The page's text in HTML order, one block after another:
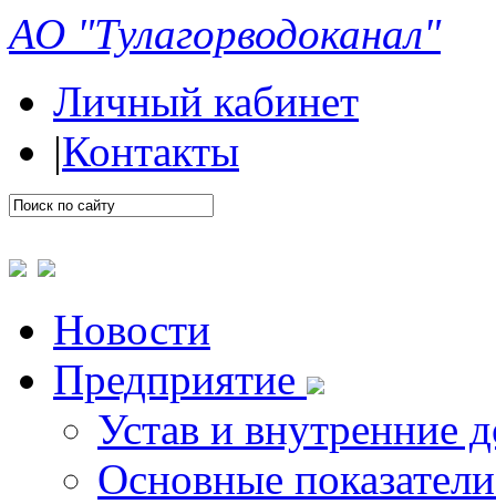
АО "Тулагорводоканал"
Личный кабинет
|Контакты
Новости
Предприятие
Устав и внутренние
Основные